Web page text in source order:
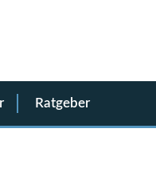
Ratgeber